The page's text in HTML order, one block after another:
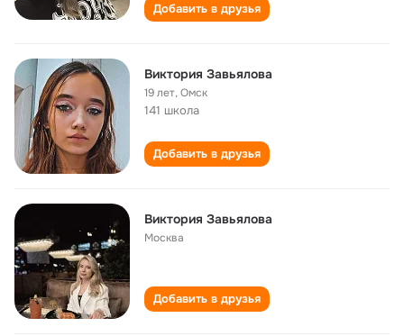
Добавить в друзья
Виктория Завьялова
19 лет,Омск
141 школа
Добавить в друзья
Виктория Завьялова
Москва
Добавить в друзья